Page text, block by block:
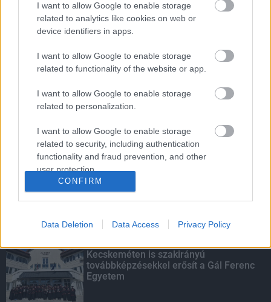
I want to allow Google to enable storage
related to analytics like cookies on web or
device identifiers in apps.
I want to allow Google to enable storage
related to functionality of the website or app.
I want to allow Google to enable storage
related to personalization.
I want to allow Google to enable storage
related to security, including authentication
functionality and fraud prevention, and other
user protection.
CONFIRM
Data Deletion Data Access Privacy Policy
Indul a diákok pénzügyi ismereteit
erősítő Pénz7 programsorozat
Budapest-Pécs, Budapest-Szolnok:
gyorsabb és biztonságosabb lett a vasút
Száz programmal vár az idei Erdők Hete
KIEMELT
Kecskeméten is szakirányú
továbbképzésekkel erősít a Gál Ferenc
Egyetem